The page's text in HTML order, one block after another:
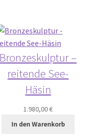
Bronzeskulptur –
reitende See-
Häsin
1.980,00€
In den Warenkorb